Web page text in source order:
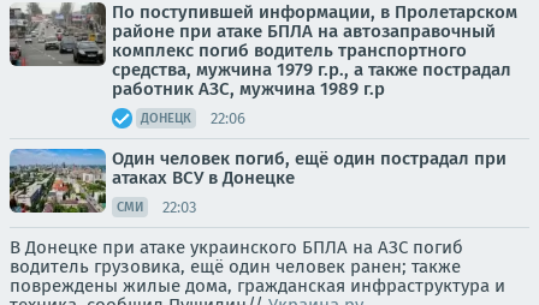
По поступившей информации, в Пролетарском
районе при атаке БПЛА на автозаправочный
комплекс погиб водитель транспортного
средства, мужчина 1979 г.р., а также пострадал
работник АЗС, мужчина 1989 г.р
ДОНЕЦК 22:06
Один человек погиб, ещё один пострадал при
атаках ВСУ в Донецке
СМИ 22:03
В Донецке при атаке украинского БПЛА на АЗС погиб
водитель грузовика, ещё один человек ранен; также
повреждены жилые дома, гражданская инфраструктура и